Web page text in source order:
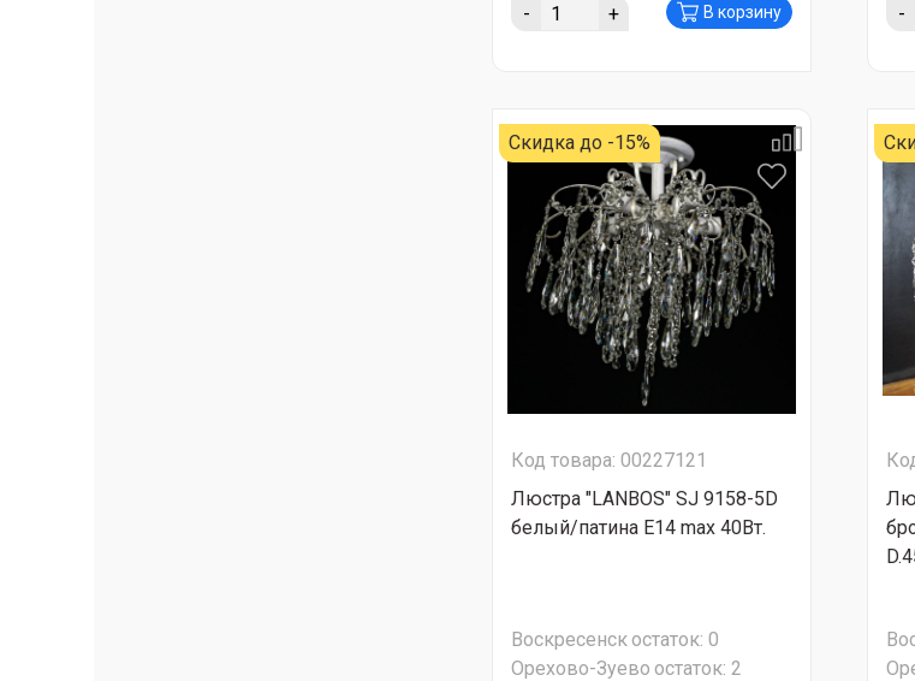
- + В корзину -
Скидка до -15%
Код товара: 00227121
Люстра "LANBOS" SJ 9158-5D
белый/патина Е14 max 40Вт.
Воскресенскостаток: 0
Орехово-Зуево остаток: 2